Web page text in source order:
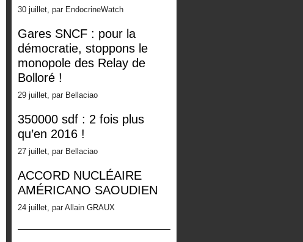
30 juillet, par EndocrineWatch
Gares SNCF : pour la
démocratie, stoppons le
monopole des Relay de
Bolloré !
29 juillet, par Bellaciao
350000 sdf : 2 fois plus
qu’en 2016 !
27 juillet, par Bellaciao
ACCORD NUCLÉAIRE
AMÉRICANO SAOUDIEN
24 juillet, par Allain GRAUX